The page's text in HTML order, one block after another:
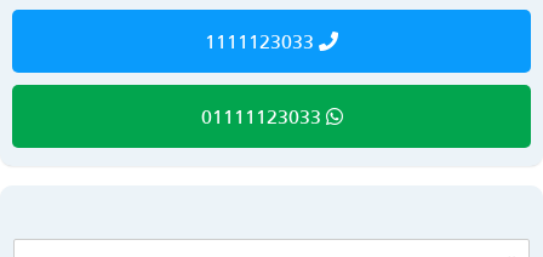
1111123033
01111123033